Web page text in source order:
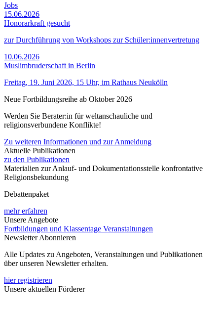
Jobs
15.06.2026
Honorarkraft gesucht
zur Durchführung von Workshops zur Schüler:innenvertretung
10.06.2026
Muslimbruderschaft in Berlin
Freitag, 19. Juni 2026, 15 Uhr, im Rathaus Neukölln
Neue Fortbildungsreihe ab Oktober 2026
Werden Sie Berater:in für weltanschauliche und
religionsverbundene Konflikte!
Zu weiteren Informationen und zur Anmeldung
Aktuelle Publikationen
zu den Publikationen
Materialien zur Anlauf- und Dokumentationsstelle konfrontative
Religionsbekundung
Debattenpaket
mehr erfahren
Unsere Angebote
Fortbildungen und Klassentage Veranstaltungen
Newsletter Abonnieren
Alle Updates zu Angeboten, Veranstaltungen und Publikationen
über unseren Newsletter erhalten.
hier registrieren
Unsere aktuellen Förderer